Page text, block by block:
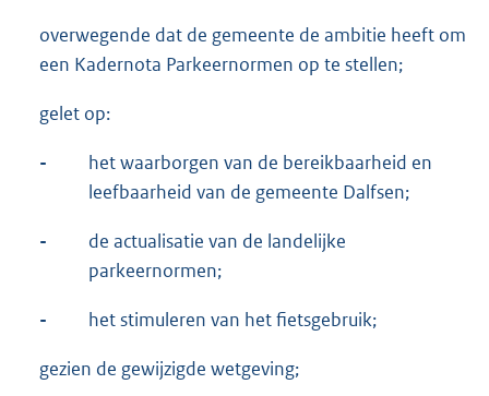
overwegende dat de gemeente de ambitie heeft om
een Kadernota Parkeernormen op te stellen;
gelet op:
-
het waarborgen van de bereikbaarheid en
leefbaarheid van de gemeente Dalfsen;
-
de actualisatie van de landelijke
parkeernormen;
- het stimuleren van het fietsgebruik;
gezien de gewijzigde wetgeving;